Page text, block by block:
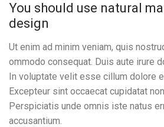
You should use natural
design
Ut enim ad minim veniam, quis
ommodo consequat. Duis aute irure
In voluptate velit esse cillum dolore
Excepteur sint occaecat cupidatat
Perspiciatis unde omnis iste natus
accusantium.